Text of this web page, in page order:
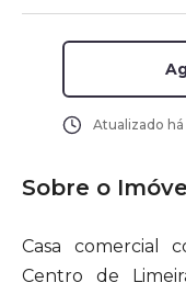
Atualizado há
Sobre o
Casa comercial
Centro de